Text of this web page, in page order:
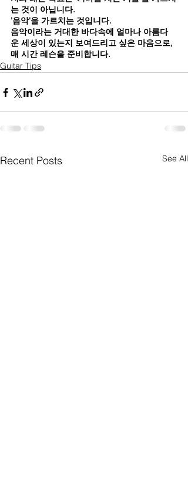
는 것이 아닙니다.
'음악'을 가르치는 것입니다.
음악이라는 거대한 바다속에 얼마나 아름다
운 세상이 있는지 보여드리고 싶은 마음으로,
매 시간 레슨을 준비합니다.
Guitar Tips
Recent Posts See All